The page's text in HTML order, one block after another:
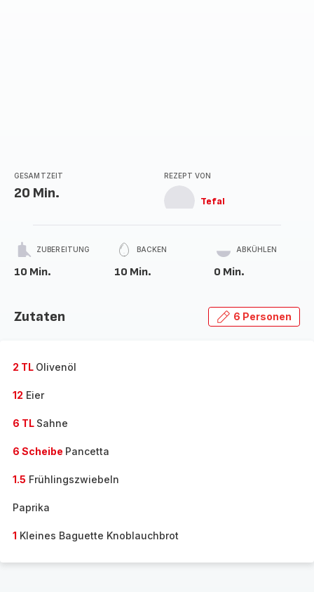
GESAMTZEIT
20 Min.
REZEPT VON
Tefal
ZUBEREITUNG
10 Min.
BACKEN
10 Min.
ABKÜHLEN
0 Min.
Zutaten 6 Personen
2 TL Olivenöl
12 Eier
6 TL Sahne
6 Scheibe Pancetta
1.5 Frühlingszwiebeln
Paprika
1 Kleines Baguette Knoblauchbrot